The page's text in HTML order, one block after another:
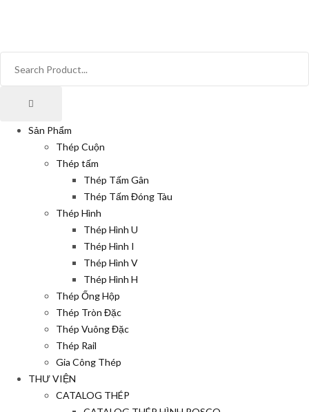
Sản Phẩm
Thép Cuộn
Thép tấm
Thép Tấm Gân
Thép Tấm Đóng Tàu
Thép Hình
Thép Hình U
Thép Hình I
Thép Hình V
Thép Hình H
Thép Ống Hộp
Thép Tròn Đặc
Thép Vuông Đặc
Thép Rail
Gia Công Thép
THƯ VIỆN
CATALOG THÉP